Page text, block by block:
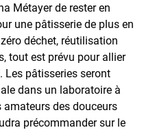
Métayer de rester en
une pâtisserie de plus en
déchet, réutilisation
tout est prévu pour allier
Les pâtisseries seront
dans un laboratoire à
amateurs des douceurs
précommander sur le